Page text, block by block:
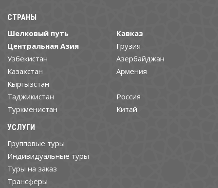
СТРАНЫ
Шелковый путь
Центральная Азия
Узбекистан
Казахстан
Кыргызстан
Таджикистан
Туркменистан
Кавказ
Грузия
Азербайджан
Армения
Россия
Китай
УСЛУГИ
Групповые туры
Индивидуальные туры
Туры на заказ
Трансферы